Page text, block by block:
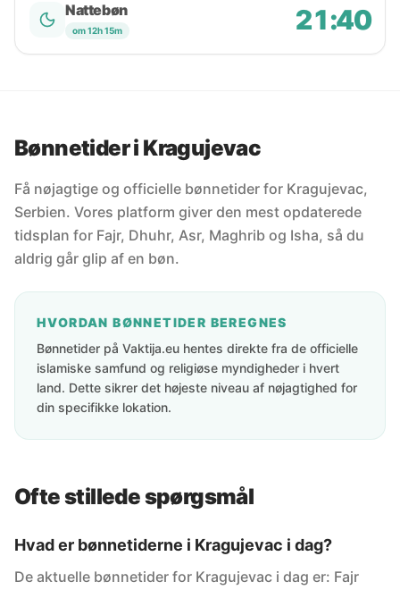
Nattebøn
om 12h 15m 21:40
Bønnetider i Kragujevac
Få nøjagtige og officielle bønnetider for Kragujevac,
Serbien. Vores platform giver den mest opdaterede
tidsplan for Fajr, Dhuhr, Asr, Maghrib og Isha, så du
aldrig går glip af en bøn.
HVORDAN BØNNETIDER BEREGNES
Bønnetider på Vaktija.eu hentes direkte fra de officielle
islamiske samfund og religiøse myndigheder i hvert
land. Dette sikrer det højeste niveau af nøjagtighed for
din specifikke lokation.
Ofte stillede spørgsmål
Hvad er bønnetiderne i Kragujevac i dag?
De aktuelle bønnetider for Kragujevac i dag er: Fajr